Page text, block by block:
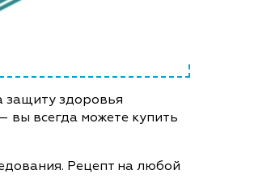
защиту здоровья
вы всегда можете купить
Рецепт на любой